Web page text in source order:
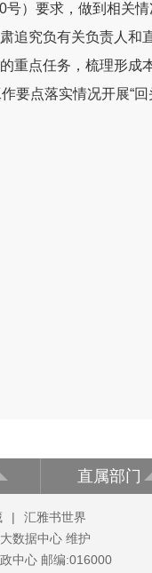
号）要求，做到相关
追究负有关负责人 和
重点任务，梳理形成
要点落实情况开展“
直属部门
|
汇雅书世界
数据中心 维护
中心 邮编:016000